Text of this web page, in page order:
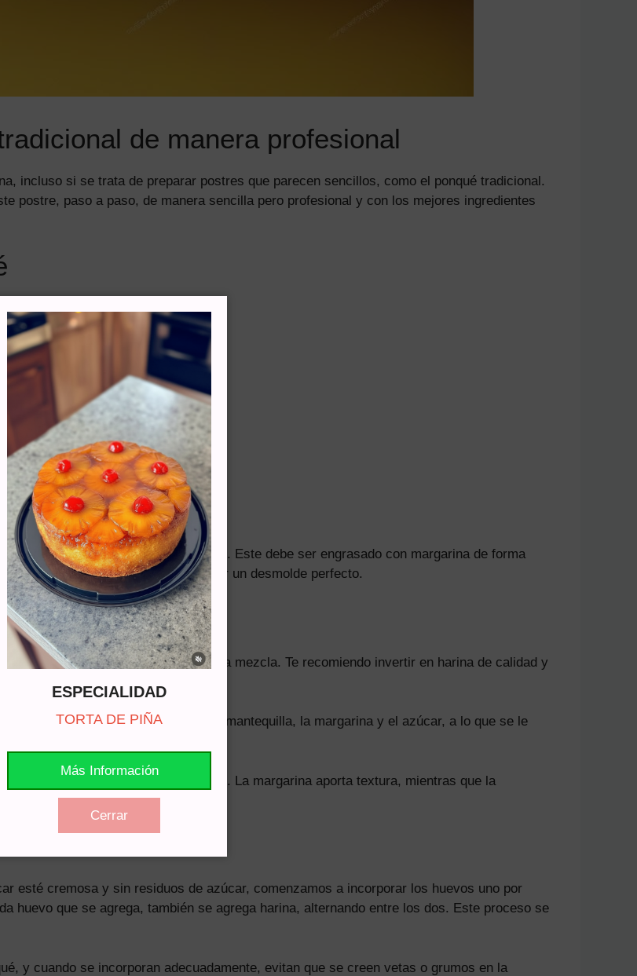
de manera profesional
incluso si se trata de preparar postres que parecen sencillos, como el ponqué tradicional.
postre, paso a paso, de manera sencilla pero profesional y con los mejores ingredientes
preparar el molde para el ponqué. Este debe ser engrasado con margarina de forma
con harina para garantizar un desmolde perfecto.
y el tiempo dedicado a la mezcla. Te recomiendo invertir en harina de calidad y
Luego, en un tazón, combinamos la mantequilla, la margarina y el azúcar, a lo que se le
haber residuos de azúcar.
diferentes en nuestro ponqué. La margarina aporta textura, mientras que la
de harina
esté cremosa y sin residuos de azúcar, comenzamos a incorporar los huevos uno por
huevo que se agrega, también se agrega harina, alternando entre los dos. Este proceso se
y cuando se incorporan adecuadamente, evitan que se creen vetas o grumos en la
ESPECIALIDAD
TORTA DE PIÑA
Más Información
Cerrar